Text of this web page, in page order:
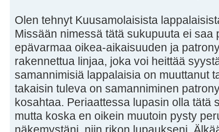
Olen tehnyt Kuusamolaisista
Missään nimessä tätä sukupuuta ei saa
epävarmaa oikea-aikaisuuden ja
rakennettua linjaa, joka voi heittää
samannimisiä lappalaisia on muuttanut
takaisin tuleva on samanniminen
kosahtaa. Periaattessa lupasin olla tätä
mutta koska en oikein muutoin pysty